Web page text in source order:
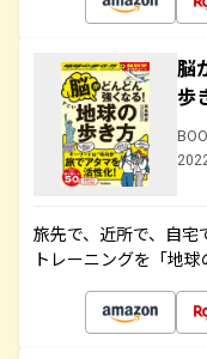
脳
歩
旅先で、近所で、自
トレーニングを「地